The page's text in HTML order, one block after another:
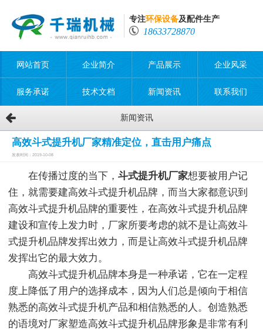
专注环保设备及配件生产
18633728870
网站首页 企业简介 产品展示 企业风采
服务承诺 技术文档 新闻资讯 联系我们
新闻资讯
高效斗式提升机厂家精准定位，直击用户痛点
发表时间：2019-10-08
在传播过度的当下， 斗式提升机厂家想要被用户记
住，就需要建高效斗式提升机品牌，而当大家都意识到
高效斗式提升机品牌的重要性，在高效斗式提升机品牌
建设和宣传上发力时，厂家所要考虑的就不是让高效斗
式提升机品牌发挥出效力，而是让高效斗式提升机品牌
发挥出它的最大效力。
高效斗式提升机品牌本身是一种承诺，它在一定程
度上降低了用户的选择成本，因为人们总是倾向于相信
熟悉的高效斗式提升机产品和相信熟悉的人。创造熟悉
的语境对厂家塑造高效斗式提升机品牌形象是非常有利